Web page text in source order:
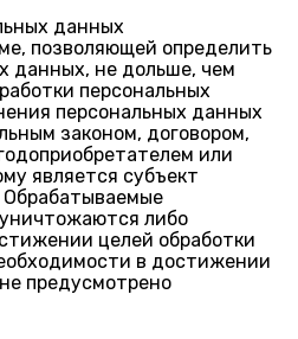
данных
позволяющей определить
данных, не дольше, чем
персональных
персональных данных
законом, договором,
или
является субъект
либо
целей обработки
в достижении
предусмотрено